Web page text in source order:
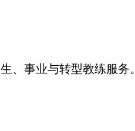
、事业与转型教练服务。